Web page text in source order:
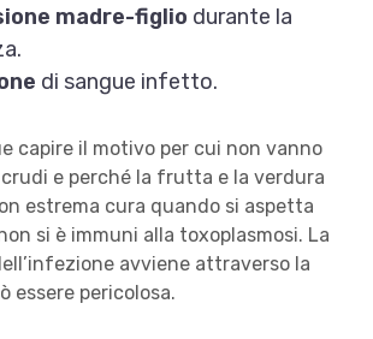
madre-figlio durante la
di sangue infetto.
capire il motivo per cui non vanno
e perché la frutta e la verdura
estrema cura quando si aspetta
si è immuni alla toxoplasmosi. La
avviene attraverso la
essere pericolosa.